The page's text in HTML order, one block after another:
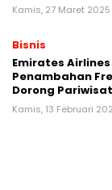
Kamis, 27 Maret 2025
Bisnis
Emirates
Penambahan
Dorong
Kamis, 13 Februari